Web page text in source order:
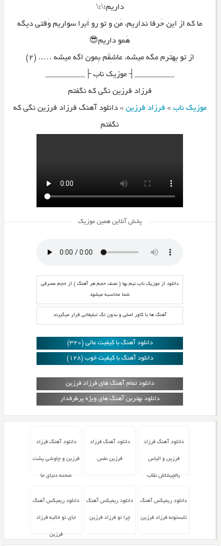
داریم؛\؛\
ما که از این حَرفا نداریم، مَن و تو رو اَبرا سواریم وَقتی دیگه
هَمو داریم😎
از تو بِهتَرم مگه میشه، عاشِقَم بِمون اگه میشه ….. (۲)
_________┤ موزیک ناب ├_________
فرزاد فرزین نگی که نگفتم
موزیک ناب » فرزاد فرزین »دانلود آهنگ فرزاد فرزین نگی که
نگفتم
پخش آنلاین همین موزیک
دانلود از موزیک ناب نیم بها ( نصف حجم هر آهنگ ) از حجم مصرفی
شما محاسبه میشود
آهنگ ها با کاور اصلی و بدون تگ تبلیغاتی قرار میگیرند
دانلود آهنگ با کیفیت عالی (320)
دانلود آهنگ با کیفیت خوب (128)
دانلود تمام آهنگ های فرزاد فرزین
دانلود بهترین آهنگ های ویژه پرطرفدار
دانلود آهنگ فرزاد
فرزین و الیاس
یالچینتاش نقاب
دانلود آهنگ فرزاد
فرزین نفس
دانلود آهنگ فرزاد
فرزین و چاوشی پشت
صحنه دنیای ما
دانلود ریمیکس آهنگ
تابستونه فرزاد فرزین
دانلود ریمیکس آهنگ
چرا تو فرزاد فرزین
دانلود ریمیکس آهنگ
جای تو خالیه فرزاد
فرزین